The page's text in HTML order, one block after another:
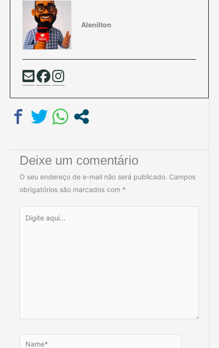
Alenilton
Deixe um comentário
O seu endereço de e-mail não será publicado. Campos
obrigatórios são marcados com *
aqui...
Name*